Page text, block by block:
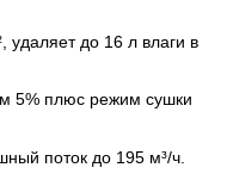
до 16 л влаги в
5% плюс режим сушки
поток до 195 м³/ч.